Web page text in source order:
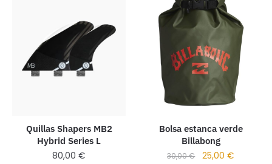
Quillas Shapers MB2
Hybrid Series L
80,00€
Bolsa estanca verde
Billabong
30,00€ 25,00€